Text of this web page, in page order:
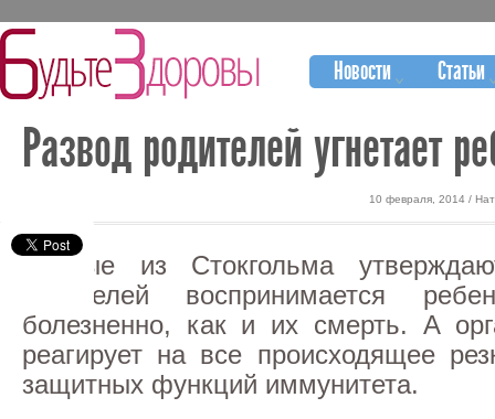
Новости Статьи
Развод родителей угнетает
10 февраля, 2014 /
Ученые из Стокгольма
родителей воспринимается
болезненно, как и их смерть. А
реагирует на все происходящее
защитных функций иммунитета.